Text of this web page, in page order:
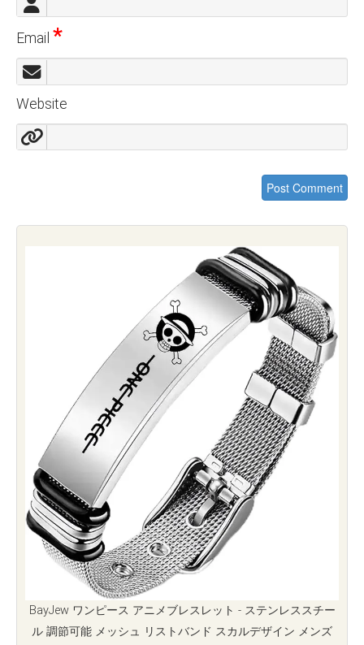
Email *
Website
BayJew ワンピース アニメブレスレット - ステンレススチー
ル 調節可能 メッシュ リストバンド スカルデザイン メンズ